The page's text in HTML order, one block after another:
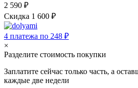
2 590 ₽
Скидка 1 600 ₽
4 платежа по 248 ₽
×
Разделите стоимость покупки
Заплатите сейчас только часть, а
каждые две недели